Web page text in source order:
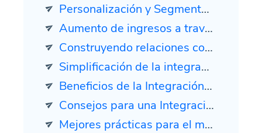
Personalización y Segmentación: Tácticas Clave para el Éxito
Aumento de ingresos a través del marketing por correo electrónico dirigido
Construyendo relaciones con los clientes con correos electrónicos automatizados
Simplificación de la integración de Stripe con plataformas de marketing por correo electrónico
Beneficios de la Integración de Stripe con Marketing por Correo Electrónico
Consejos para una Integración Efectiva de Marketing por Correo Electrónico de Stripe
Mejores prácticas para el marketing por correo electrónico para empresas SaaS de Stripe.